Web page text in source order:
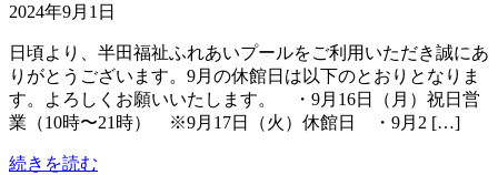
2024年9月1日
日頃より、半田福祉ふれあいプールをご利用いただき誠にあ
りがとうございます。9月の休館日は以下のとおりとなりま
す。よろしくお願いいたします。 ・9月16日（月）祝日営
業（10時〜21時） ※9月17日（火）休館日 ・9月2 […]
続きを読む